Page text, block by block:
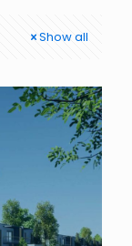
Show all